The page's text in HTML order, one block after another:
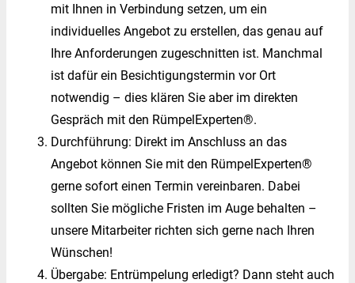
mit Ihnen in Verbindung setzen, um ein
individuelles Angebot zu erstellen, das genau auf
Ihre Anforderungen zugeschnitten ist. Manchmal
ist dafür ein Besichtigungstermin vor Ort
notwendig – dies klären Sie aber im direkten
Gespräch mit den RümpelExperten®.
Durchführung: Direkt im Anschluss an das
Angebot können Sie mit den RümpelExperten®
gerne sofort einen Termin vereinbaren. Dabei
sollten Sie mögliche Fristen im Auge behalten –
unsere Mitarbeiter richten sich gerne nach Ihren
Wünschen!
Übergabe: Entrümpelung erledigt? Dann steht auch